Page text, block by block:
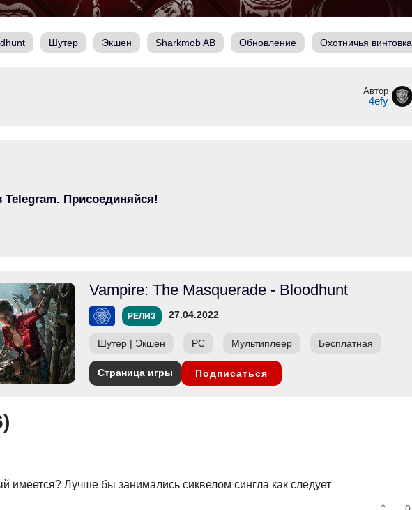
Шутер Экшен Sharkmob AB Обновление Охотничья винтовка
Автор
4efy
Telegram. Присоединяйся!
Vampire: The Masquerade - Bloodhunt
РЕЛИЗ 27.04.2022
Шутер | Экшен PC Мультиплеер Бесплатная
Страница игры Подписаться
)
имеется? Лучше бы занимались сиквелом сингла как следует